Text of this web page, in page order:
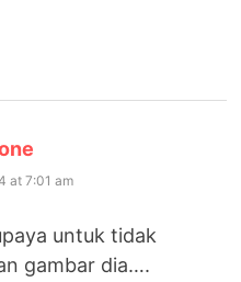
at 7:01 am
untuk tidak
gambar dia….